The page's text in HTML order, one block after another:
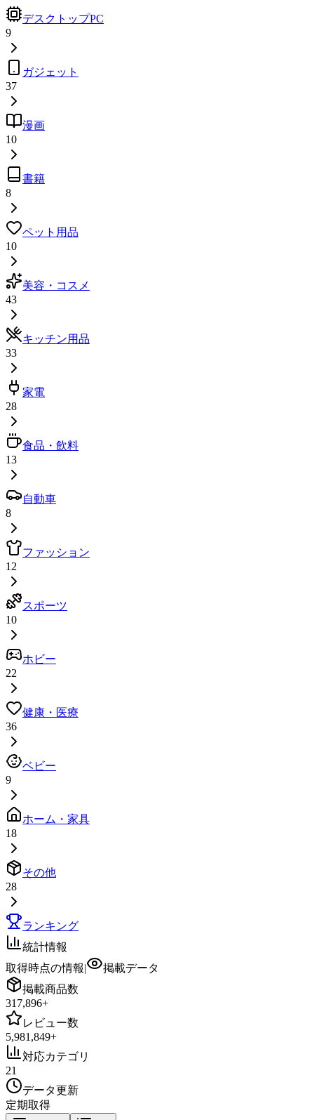
デスクトップPC
9
ガジェット
37
漫画
10
書籍
8
ペット用品
10
美容・コスメ
43
キッチン用品
33
家電
28
食品・飲料
13
自動車
8
ファッション
12
スポーツ
10
ホビー
22
健康・医療
36
ベビー
9
ホーム・家具
18
その他
28
ランキング
統計情報
取得時点の情報|
掲載データ
掲載商品数
317,896+
レビュー数
5,981,849+
対応カテゴリ
21
データ更新
定期取得